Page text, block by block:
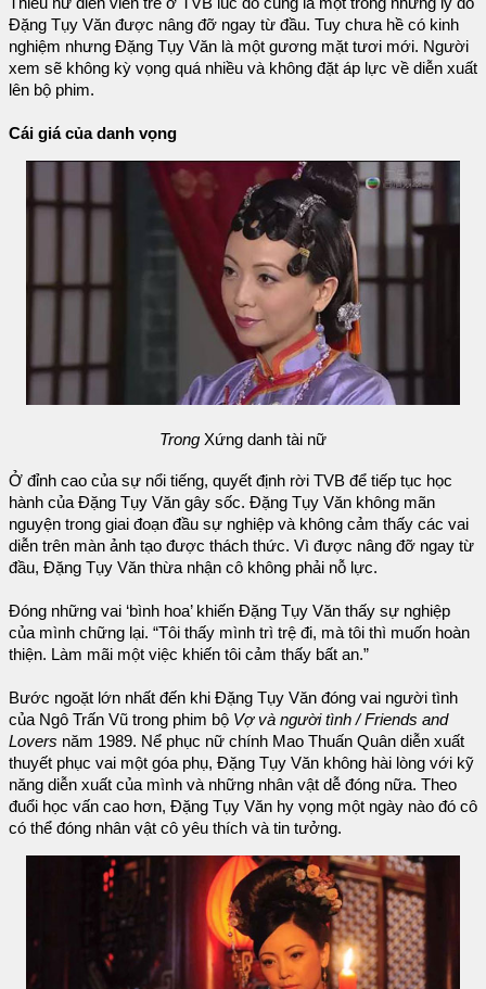
Thiếu nữ diễn viên trẻ ở TVB lúc đó cũng là một trong những lý do
Đặng Tụy Văn được nâng đỡ ngay từ đầu. Tuy chưa hề có kinh
nghiệm nhưng Đặng Tụy Văn là một gương mặt tươi mới. Người
xem sẽ không kỳ vọng quá nhiều và không đặt áp lực về diễn xuất
lên bộ phim.
Cái giá của danh vọng
Trong Xứng danh tài nữ
Ở đỉnh cao của sự nổi tiếng, quyết định rời TVB để tiếp tục học
hành của Đặng Tụy Văn gây sốc. Đặng Tụy Văn không mãn
nguyện trong giai đoạn đầu sự nghiệp và không cảm thấy các vai
diễn trên màn ảnh tạo được thách thức. Vì được nâng đỡ ngay từ
đầu, Đặng Tụy Văn thừa nhận cô không phải nỗ lực.
Đóng những vai ‘bình hoa’ khiến Đặng Tụy Văn thấy sự nghiệp
của mình chững lại. “Tôi thấy mình trì trệ đi, mà tôi thì muốn hoàn
thiện. Làm mãi một việc khiến tôi cảm thấy bất an.”
Bước ngoặt lớn nhất đến khi Đặng Tụy Văn đóng vai người tình
của Ngô Trấn Vũ trong phim bộ Vợ và người tình / Friends and
Lovers năm 1989. Nể phục nữ chính Mao Thuấn Quân diễn xuất
thuyết phục vai một góa phụ, Đặng Tụy Văn không hài lòng với kỹ
năng diễn xuất của mình và những nhân vật dễ đóng nữa. Theo
đuổi học vấn cao hơn, Đặng Tụy Văn hy vọng một ngày nào đó cô
có thể đóng nhân vật cô yêu thích và tin tưởng.